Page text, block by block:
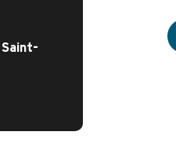
Saint-